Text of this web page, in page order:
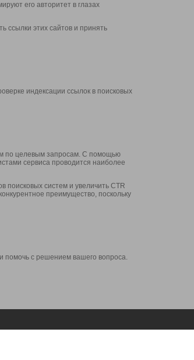
его авторитет в глазах
ссылки этих сайтов и принять
индексации ссылок в поисковых
по целевым запросам. С помощью
сервиса проводится наиболее
поисковых систем и увеличить CTR
преимущество, поскольку
помочь с решением вашего вопроса.